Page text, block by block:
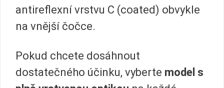
antireflexní vrstvu C (coated) obvykle
na vnější čočce.
Pokud chcete dosáhnout
dostatečného účinku, vyberte model s